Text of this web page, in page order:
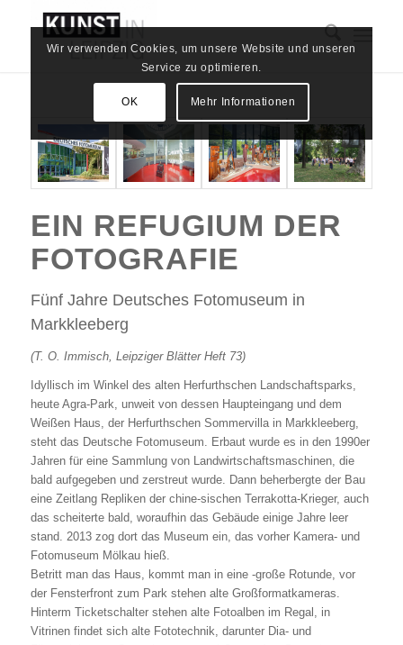
EIN REFUGIUM DER
FOTOGRAFIE
Fünf Jahre Deutsches Fotomuseum in
Markkleeberg
(T. O. Immisch, Leipziger Blätter Heft 73)
Idyllisch im Winkel des alten Herfurthschen Landschaftsparks,
heute Agra-Park, unweit von dessen Haupteingang und dem
Weißen Haus, der Herfurthschen Sommervilla in Markkleeberg,
steht das Deutsche Fotomuseum. Erbaut wurde es in den 1990er
Jahren für eine Sammlung von Landwirtschaftsmaschinen, die
bald aufgegeben und zerstreut wurde. Dann beherbergte der Bau
eine Zeitlang Repliken der chine-sischen Terrakotta-Krieger, auch
das scheiterte bald, woraufhin das Gebäude einige Jahre leer
stand. 2013 zog dort das Museum ein, das vorher Kamera- und
Fotomuseum Mölkau hieß.
Betritt man das Haus, kommt man in eine -große Rotunde, vor
der Fensterfront zum Park stehen alte Großformatkameras.
Hinterm Ticketschalter stehen alte Fotoalben im Regal, in
Vitrinen findet sich alte Fototechnik, darunter Dia- und
Wir verwenden Cookies, um unsere Website und unseren
Service zu optimieren.
OK Mehr Informationen